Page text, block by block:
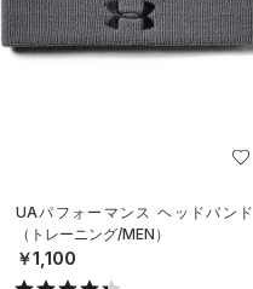
UAパフォーマンス ヘッドバンド
（トレーニング/MEN）
￥1,100